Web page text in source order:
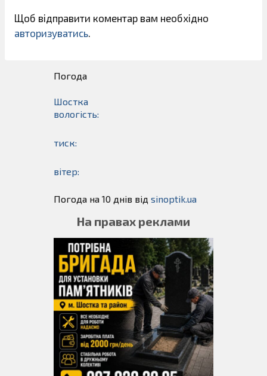
Щоб відправити коментар вам необхідно
авторизуватись.
Погода
Шостка
вологість:
тиск:
вітер:
Погода на 10 днів від sinoptik.ua
На правах реклами